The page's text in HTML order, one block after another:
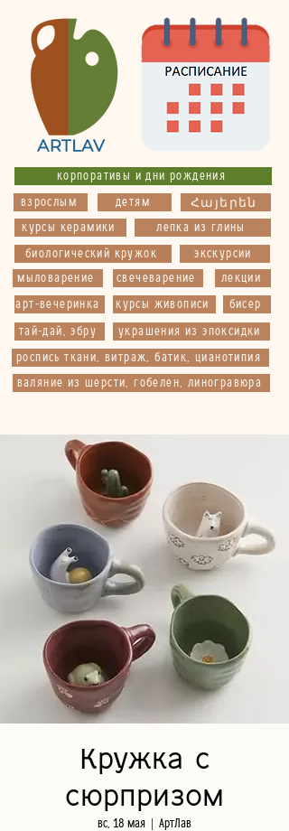
корпоративы и дни рождения
детям
взрослым Հայերեն
украшения из эпоксидки
мыловарение свечеварение
арт-вечеринка бисер
тай-дай, эбру
экскурсии
лепка из глины
роспись ткани, витраж, батик, цианотипия
курсы живописи
лекции
биологический кружок
курсы керамики
валяние из шерсти, гобелен, линогравюра
Кружка с
сюрпризом
вс, 18 мая АртЛав